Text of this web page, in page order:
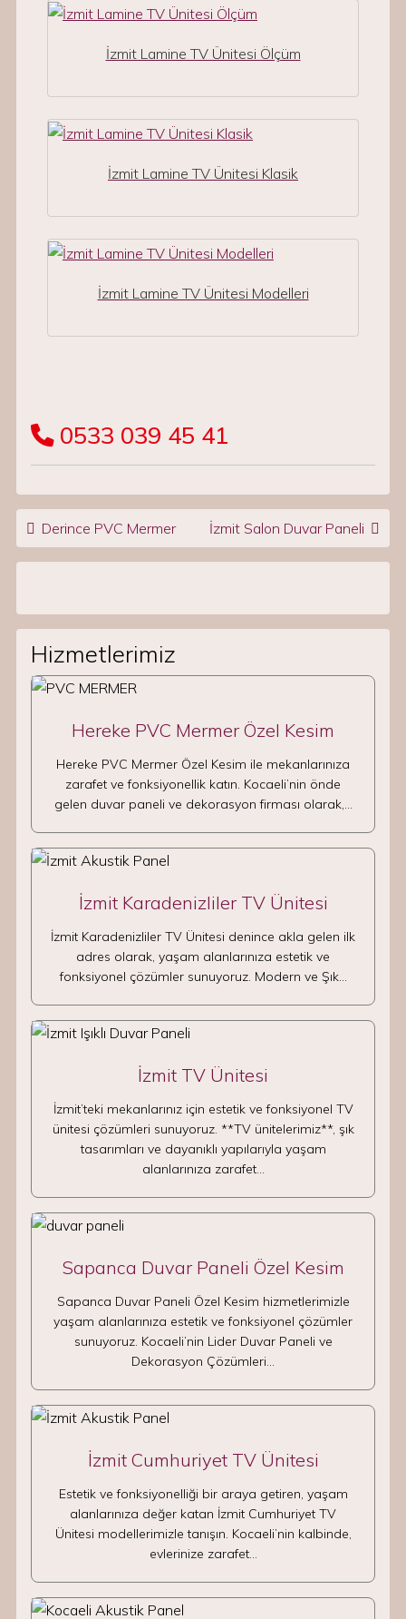
İzmit Lamine TV Ünitesi Ölçüm
İzmit Lamine TV Ünitesi Klasik
İzmit Lamine TV Ünitesi Modelleri
0533 039 45 41
Post navigation
Derince PVC Mermer İzmit Salon Duvar Paneli
Hizmetlerimiz
Hereke PVC Mermer Özel Kesim
Hereke PVC Mermer Özel Kesim ile mekanlarınıza
zarafet ve fonksiyonellik katın. Kocaeli’nin önde
gelen duvar paneli ve dekorasyon firması olarak,…
İzmit Karadenizliler TV Ünitesi
İzmit Karadenizliler TV Ünitesi denince akla gelen ilk
adres olarak, yaşam alanlarınıza estetik ve
fonksiyonel çözümler sunuyoruz. Modern ve Şık…
İzmit TV Ünitesi
İzmit’teki mekanlarınız için estetik ve fonksiyonel TV
ünitesi çözümleri sunuyoruz. **TV ünitelerimiz**, şık
tasarımları ve dayanıklı yapılarıyla yaşam
alanlarınıza zarafet…
Sapanca Duvar Paneli Özel Kesim
Sapanca Duvar Paneli Özel Kesim hizmetlerimizle
yaşam alanlarınıza estetik ve fonksiyonel çözümler
sunuyoruz. Kocaeli’nin Lider Duvar Paneli ve
Dekorasyon Çözümleri…
İzmit Cumhuriyet TV Ünitesi
Estetik ve fonksiyonelliği bir araya getiren, yaşam
alanlarınıza değer katan İzmit Cumhuriyet TV
Ünitesi modellerimizle tanışın. Kocaeli’nin kalbinde,
evlerinize zarafet…